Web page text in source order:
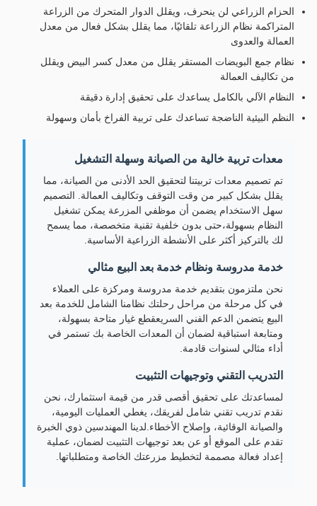
الحزام الزراعي لن ينحرف، ويقلل الدوار المتحرك من الزراعة
المتراكمة نظام الزراعة تلقائيًا، مما يقلل بشكل فعال من معدل
العمالة والعدوى
نظام جمع البويضات المستقر يقلل من معدل كسر البيض ويقلل
من تكاليف العمالة
النظام الآلي بالكامل يساعدك على تحقيق إدارة دقيقة
النظم البيئية الناضجة تساعدك على تربية الفراخ بأمان وسهولة
معدات تربية خالية من الصيانة وسهلة التشغيل
تم تصميم معدات تربيتنا لتحقيق الحد الأدنى من الصيانة، مما
يقلل بشكل كبير من وقت التوقف وتكاليف العمالة. التصميم
سهل الاستخدام يضمن أن موظفي المزرعة يمكن تشغيل
النظام بسهولة،حتى بدون خلفية تقنية متخصصة، مما يسمح
لك بالتركيز أكثر على الأنشطة الزراعية الأساسية.
خدمة مدروسة ونظام خدمة بعد البيع مثالي
نحن ملتزمون بتقديم خدمة مدروسة ومركزة على العملاء
في كل مرحلة من مراحل رحلتك نظامنا الشامل للخدمة بعد
البيع يتضمن الدعم الفني السريعقطع غيار متاحة بسهولة،
ومتابعة استباقية لضمان أن المعدات الخاصة بك تستمر في
أداء مثالي لسنوات قادمة.
التدريب التقني وتوجيهات التثبيت
لمساعدتك على تحقيق أقصى قدر من قيمة استثمارك، نحن
نقدم تدريب تقني شامل لفريقك، يغطي العمليات اليومية،
والصيانة الوقائية، وإصلاح الأخطاء.لدينا المهندسين ذوي الخبرة
تقدم على الموقع أو عن بعد توجيهات التثبيت لضمان، عملية
إعداد فعالة مصممة لتخطيط مزرعتك الخاصة ومتطلباتها.